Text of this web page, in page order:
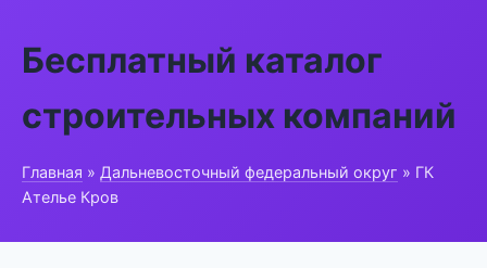
Бесплатный каталог
строительных компаний
Главная » Дальневосточный федеральный округ » ГК
Ателье Кров